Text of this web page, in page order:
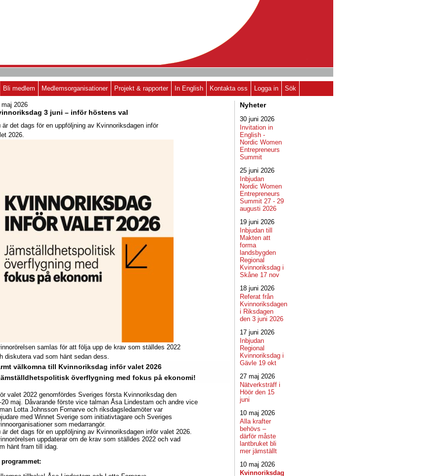
Bli medlem Medlemsorganisationer Projekt & rapporter In English Kontakta oss Logga in Sök
maj 2026
3 juni – inför höstens val
är det dags för en uppföljning av Kvinnoriksdagen inför
2026.
samlas för att följa upp de krav som ställdes 2022
diskutera vad som hänt sedan dess.
välkomna till Kvinnoriksdag inför valet 2026
överflygning med fokus på ekonomi!
valet 2022 genomfördes Sveriges första Kvinnoriksdag den
20 maj. Dåvarande förste vice talman Åsa Lindestam och andre vice
Lotta Johnsson Fornarve och riksdagsledamöter var
med Winnet Sverige som initiativtagare och Sveriges
som medarrangör.
är det dags för en uppföljning av Kvinnoriksdagen inför valet 2026.
uppdaterar om de krav som ställdes 2022 och vad
hänt fram till idag.
programmet:
Nyheter
30 juni 2026
Invitation in
English -
Nordic Women
Entrepreneurs
Summit
25 juni 2026
Inbjudan
Nordic Women
Entrepreneurs
Summit 27 - 29
augusti 2026
19 juni 2026
Inbjudan till
Makten att
forma
landsbygden
Regional
Kvinnoriksdag i
Skåne 17 nov
18 juni 2026
Referat från
Kvinnoriksdagen
i Riksdagen
den 3 juni 2026
17 juni 2026
Inbjudan
Regional
Kvinnoriksdag i
Gävle 19 okt
27 maj 2026
Nätverksträff i
Höör den 15
juni
10 maj 2026
Alla krafter
behövs –
därför måste
lantbruket bli
mer jämställt
10 maj 2026
Kvinnoriksdag